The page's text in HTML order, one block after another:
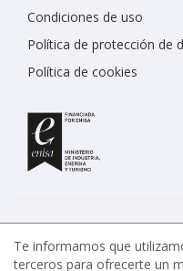
Condiciones de uso
Política de protección de
Política de cookies
Te informamos que
terceros para ofrecerte un